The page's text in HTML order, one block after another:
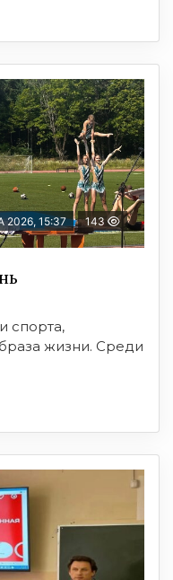
2026, 15:37 143
спорта,
жизни. Среди